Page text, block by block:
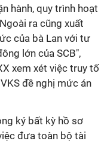
hành, quy trình hoạt
ra cũng xuất
của bà Lan với tư
lớn của SCB",
xem xét việc truy tố
đề nghị mức án
ký bất kỳ hồ sơ
đưa toàn bộ tài